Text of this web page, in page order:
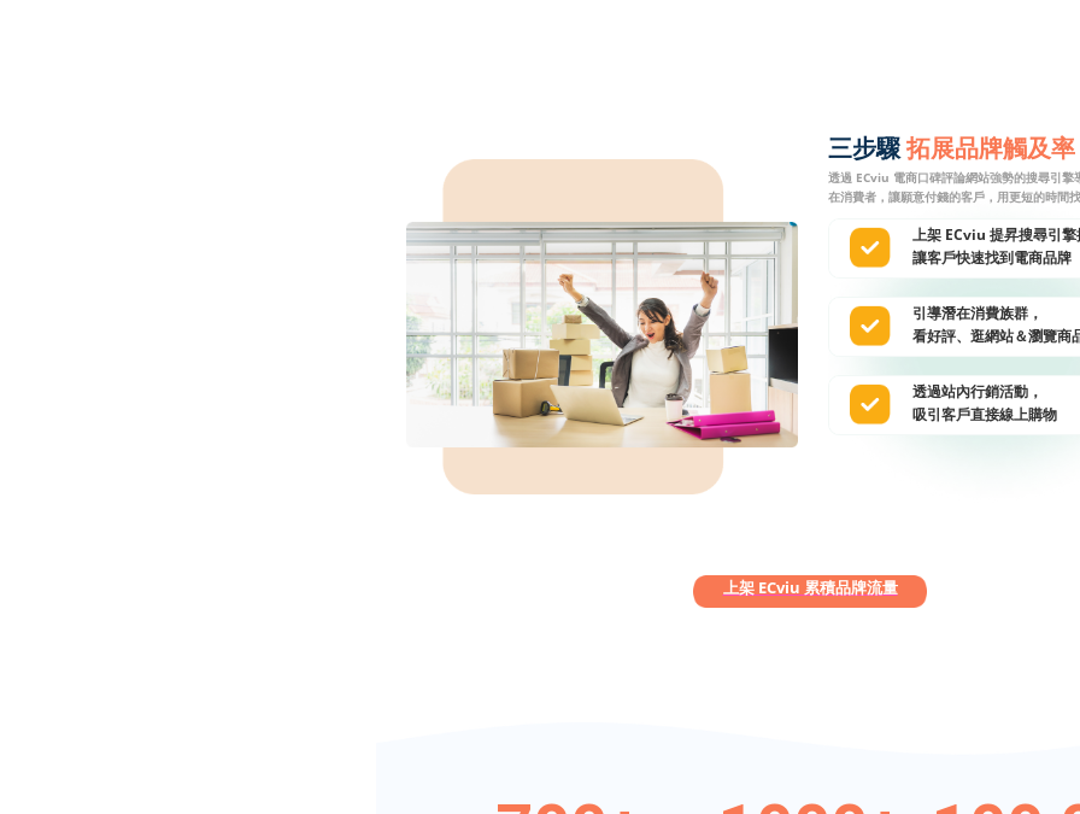
三步驟拓展品牌觸及率
透過 ECviu 電商口碑評論網站強勢的搜尋引擎
在消費者，讓願意付錢的客戶，用更短的時間
上架 ECviu 提昇搜尋引
讓客戶快速找到電商品牌
引導潛在消費族群，
看好評、逛網站＆瀏覽商
透過站內行銷活動，
吸引客戶直接線上購物
上架 ECviu 累積品牌流量